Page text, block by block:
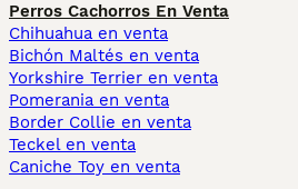
Perros Cachorros En Venta
Chihuahua en venta
Bichón Maltés en venta
Yorkshire Terrier en venta
Pomerania en venta
Border Collie en venta
Teckel en venta
Caniche Toy en venta